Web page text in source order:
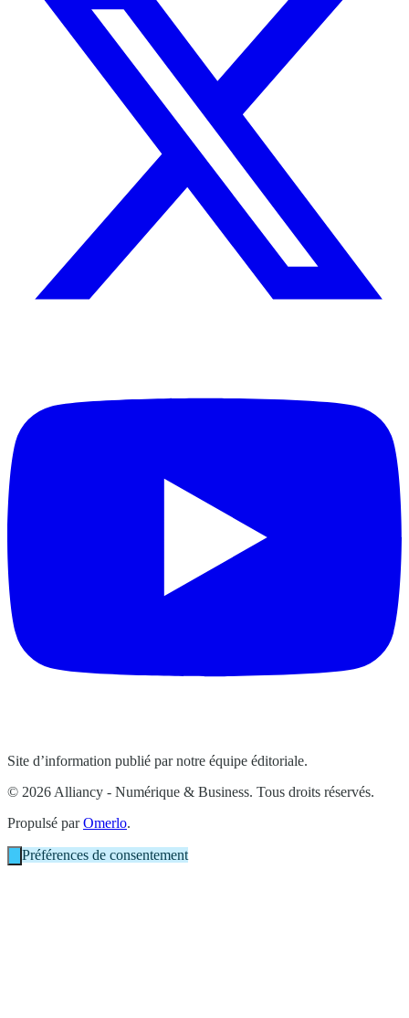
Site d’information publié par notre équipe éditoriale.
© 2026 Alliancy - Numérique & Business. Tous droits réservés.
Propulsé parOmerlo.
Préférences de consentement